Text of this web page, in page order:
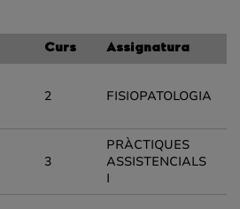
Curs Assignatura
2 FISIOPATOLOGIA
3
PRÀCTIQUES
ASSISTENCIALS
I